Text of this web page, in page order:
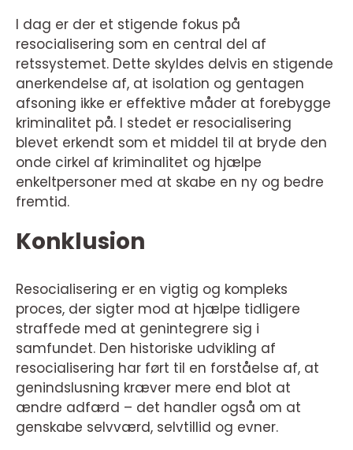
I dag er der et stigende fokus på
resocialisering som en central del af
retssystemet. Dette skyldes delvis en stigende
anerkendelse af, at isolation og gentagen
afsoning ikke er effektive måder at forebygge
kriminalitet på. I stedet er resocialisering
blevet erkendt som et middel til at bryde den
onde cirkel af kriminalitet og hjælpe
enkeltpersoner med at skabe en ny og bedre
fremtid.
Konklusion
Resocialisering er en vigtig og kompleks
proces, der sigter mod at hjælpe tidligere
straffede med at genintegrere sig i
samfundet. Den historiske udvikling af
resocialisering har ført til en forståelse af, at
genindslusning kræver mere end blot at
ændre adfærd – det handler også om at
genskabe selvværd, selvtillid og evner.